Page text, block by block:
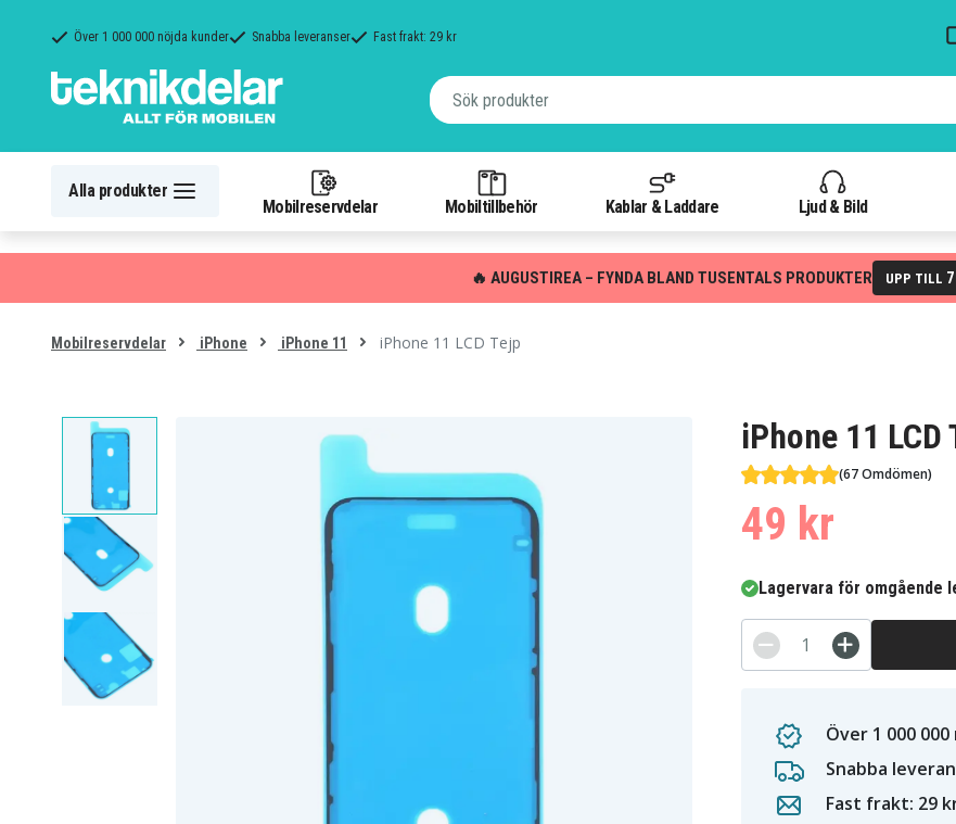
Över 1 000 000 nöjda kunder Snabba leveranser Fast frakt: 29 kr
Alla produkter
Mobilreservdelar Mobiltillbehör Kablar & Laddare Ljud & Bild
🔥 AUGUSTIREA – FYNDA BLAND TUSENTALS PRODUKTER UPP TILL
Mobilreservdelar iPhone iPhone 11 iPhone 11 LCD Tejp
iPhone 11 LCD
(67 Omdömen)
49 kr
Lagervara för omgående
Över 1 000
Snabba
Fast frakt: 29